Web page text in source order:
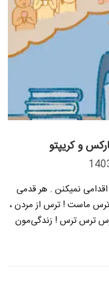
نمیکنن . هر قدمی
ترس ماست ! ترس از مردن ،
ترس ترس ! زندگی‌مون